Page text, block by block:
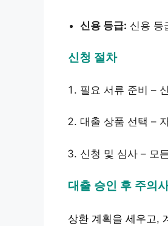
신용 등급: 신용 등
신청 절차
필요 서류 준비 –
대출 상품 선택 –
신청 및 심사 – 모
대출 승인 후 주의
상환 계획을 세우고,